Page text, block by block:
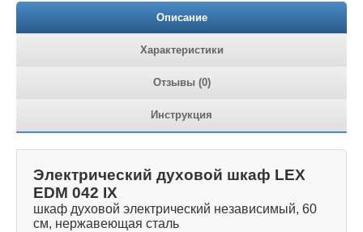
Описание
Характеристики
Отзывы (0)
Инструкция
Электрический духовой шкаф LEX
EDM 042 IX
шкаф духовой электрический независимый, 60
см, нержавеющая сталь